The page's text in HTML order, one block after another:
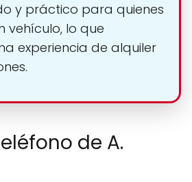
y práctico para quienes
vehículo, lo que
experiencia de alquiler
de A.